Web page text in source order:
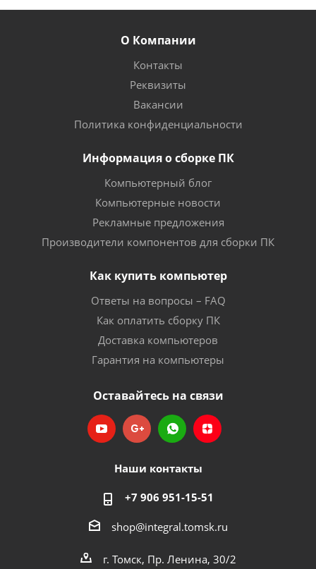
О Компании
Контакты
Реквизиты
Вакансии
Политика конфиденциальности
Информация о сборке ПК
Компьютерный блог
Компьютерные новости
Рекламные предложения
Производители компонентов для сборки ПК
Как купить компьютер
Ответы на вопросы – FAQ
Как оплатить сборку ПК
Доставка компьютеров
Гарантия на компьютеры
Оставайтесь на связи
Наши контакты
+7 906 951-15-51
shop@integral.tomsk.ru
г. Томск, Пр. Ленина, 30/2